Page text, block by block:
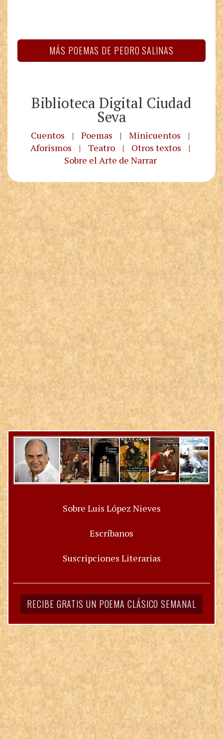
MÁS POEMAS DE PEDRO SALINAS
Biblioteca Digital Ciudad
Seva
Cuentos | Poemas | Minicuentos
|
Aforismos
| Teatro | Otros textos
|
Sobre el Arte de Narrar
Sobre Luis López Nieves
Escríbanos
Suscripciones Literarias
RECIBE GRATIS UN POEMA CLÁSICO SEMANAL